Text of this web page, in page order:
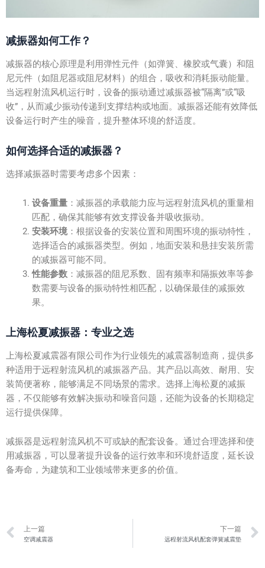
减振器如何工作？
减振器的核心原理是利用弹性元件（如弹簧、橡胶或气囊）和阻
尼元件（如阻尼器或阻尼材料）的组合，吸收和消耗振动能量。
当远程射流风机运行时，设备的振动通过减振器被“隔离”或“吸
收”，从而减少振动传递到支撑结构或地面。减振器还能有效降低
设备运行时产生的噪音，提升整体环境的舒适度。
如何选择合适的减振器？
选择减振器时需要考虑多个因素：
设备重量：减振器的承载能力应与远程射流风机的重量相
匹配，确保其能够有效支撑设备并吸收振动。
安装环境：根据设备的安装位置和周围环境的振动特性，
选择适合的减振器类型。例如，地面安装和悬挂安装所需
的减振器可能不同。
性能参数：减振器的阻尼系数、固有频率和隔振效率等参
数需要与设备的振动特性相匹配，以确保最佳的减振效
果。
上海松夏减振器：专业之选
上海松夏减震器有限公司作为行业领先的减震器制造商，提供多
种适用于远程射流风机的减振器产品。其产品以高效、耐用、安
装简便著称，能够满足不同场景的需求。选择上海松夏的减振
器，不仅能够有效解决振动和噪音问题，还能为设备的长期稳定
运行提供保障。
减振器是远程射流风机不可或缺的配套设备。通过合理选择和使
用减振器，可以显著提升设备的运行效率和环境舒适度，延长设
备寿命，为建筑和工业领域带来更多的价值。
Prev
上一篇
空调减震器
下一篇
远程射流风机配套弹簧减震垫